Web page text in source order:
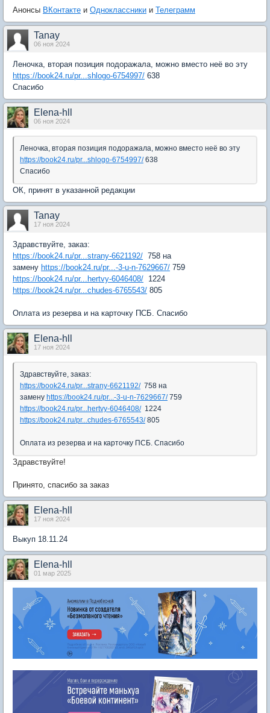
Анонсы ВКонтакте и Одноклассники и Телеграмм
Tanay
06 ноя 2024
Леночка, вторая позиция подоражала, можно вместо неё во эту
https://book24.ru/pr...shlogo-6754997/ 638
Спасибо
Elena-hll
06 ноя 2024
Леночка, вторая позиция подоражала, можно вместо неё во эту
https://book24.ru/pr...shlogo-6754997/638
Спасибо
ОК, принят в указанной редакции
Tanay
17 ноя 2024
Здравствуйте, заказ:
https://book24.ru/pr...strany-6621192/ 758 на
замену https://book24.ru/pr...-3-u-n-7629667/ 759
https://book24.ru/pr...hertvy-6046408/ 1224
https://book24.ru/pr...chudes-6765543/ 805
Оплата из резерва и на карточку ПСБ. Спасибо
Elena-hll
17 ноя 2024
Здравствуйте, заказ:
https://book24.ru/pr...strany-6621192/758 на
замену https://book24.ru/pr...-3-u-n-7629667/759
https://book24.ru/pr...hertvy-6046408/1224
https://book24.ru/pr...chudes-6765543/805
Оплата из резерва и на карточку ПСБ. Спасибо
Здравствуйте!
Принято, спасибо за заказ
Elena-hll
17 ноя 2024
Выкуп 18.11.24
Elena-hll
01 мар 2025